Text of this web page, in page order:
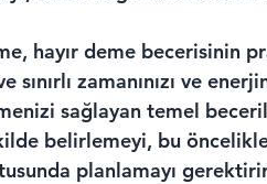
hayır deme becerisinin
zamanınızı ve
sağlayan temel
belirlemeyi, bu
planlamayı